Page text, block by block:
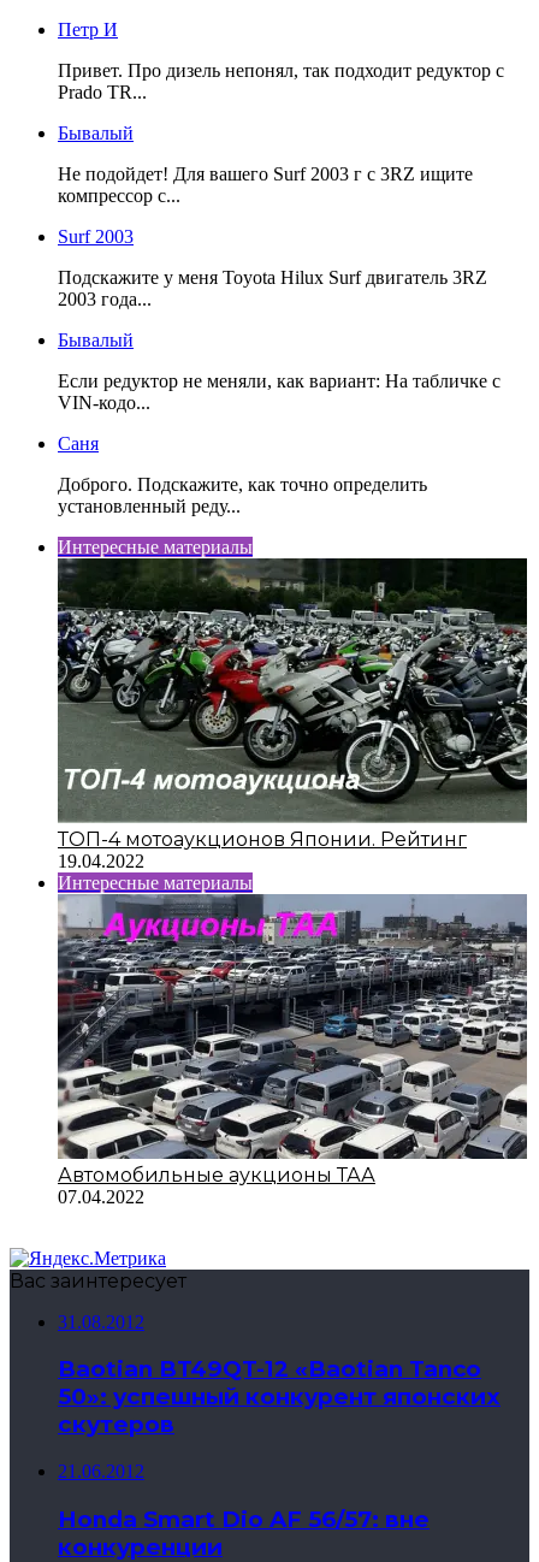
Петр И
Привет. Про дизель непонял, так подходит редуктор с
Prado TR...
Бывалый
Не подойдет! Для вашего Surf 2003 г с 3RZ ищите
компрессор с...
Surf 2003
Подскажите у меня Toyota Hilux Surf двигатель 3RZ
2003 года...
Бывалый
Если редуктор не меняли, как вариант: На табличке с
VIN-кодо...
Саня
Доброго. Подскажите, как точно определить
установленный реду...
Интересные материалы
ТОП-4 мотоаукционов Японии. Рейтинг
19.04.2022
Интересные материалы
Автомобильные аукционы ТАА
07.04.2022
Вас заинтересует
31.08.2012
Baotian BT49QT-12 «Baotian Tanco
50»: успешный конкурент японских
скутеров
21.06.2012
Honda Smart Dio AF 56/57: вне
конкуренции